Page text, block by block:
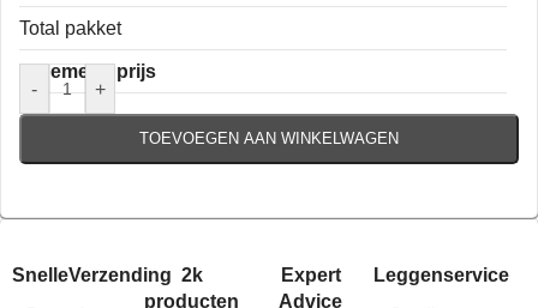
Total pakket
Algemene prijs
-
+
TOEVOEGEN AAN WINKELWAGEN
SnelleVerzending 2k
producten
Expert
Advice
Leggenservice